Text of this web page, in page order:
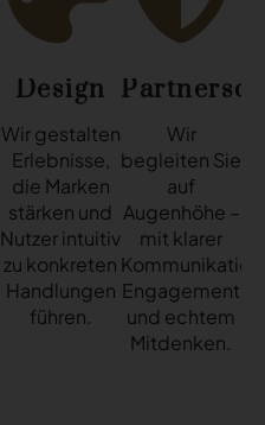
Design
Wir gestalten
Erlebnisse,
die Marken
stärken und
Nutzer intuitiv
zu konkreten
Handlungen
führen.
Wir
begleiten Sie
auf
Augenhöhe –
mit klarer
Kommunikation,
Engagement
und echtem
Mitdenken.